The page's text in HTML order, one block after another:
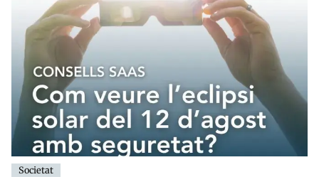
Societat